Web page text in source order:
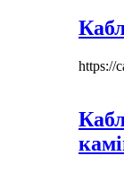
https://